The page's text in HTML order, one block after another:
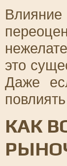
это
Даже
КАК